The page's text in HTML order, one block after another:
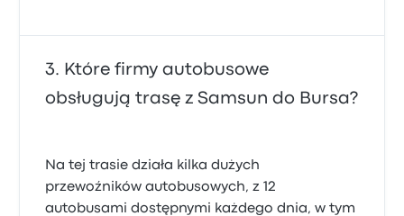
Które firmy autobusowe
obsługują trasę z Samsun do Bursa?
Na tej trasie działa kilka dużych
przewoźników autobusowych, z 12
autobusami dostępnymi każdego dnia, w tym